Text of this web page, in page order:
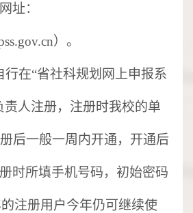
址：
）。
行在“省社科规划网上申报系
责人注册，注册时我校的单
后一般一周内开通，开通后
时所填手机号码，初始密码
注册用户今年仍可继续使